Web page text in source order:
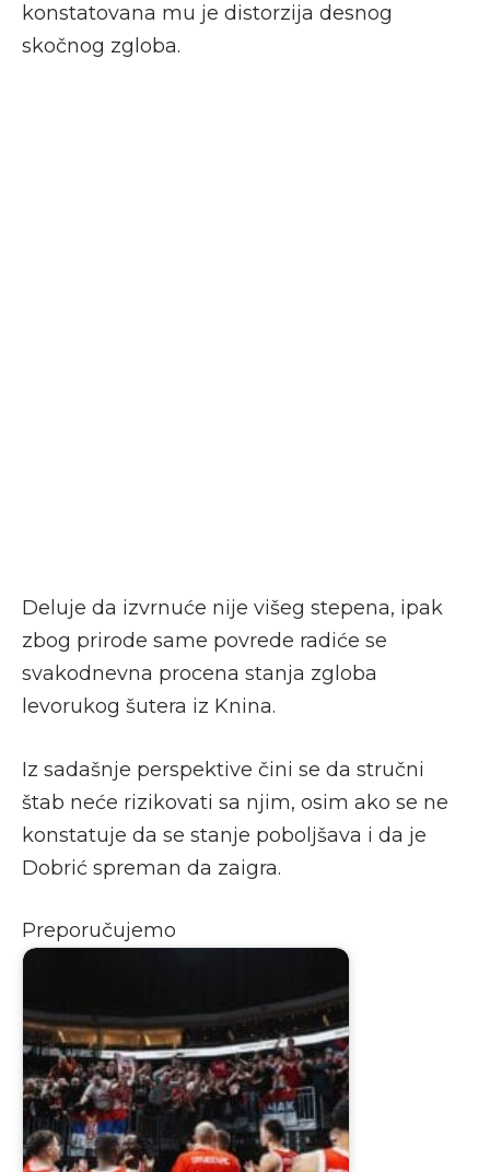
konstatovana mu je distorzija desnog
skočnog zgloba.
Deluje da izvrnuće nije višeg stepena, ipak
zbog prirode same povrede radiće se
svakodnevna procena stanja zgloba
levorukog šutera iz Knina.
Iz sadašnje perspektive čini se da stručni
štab neće rizikovati sa njim, osim ako se ne
konstatuje da se stanje poboljšava i da je
Dobrić spreman da zaigra.
Preporučujemo